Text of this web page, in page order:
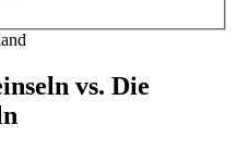
vs. Die